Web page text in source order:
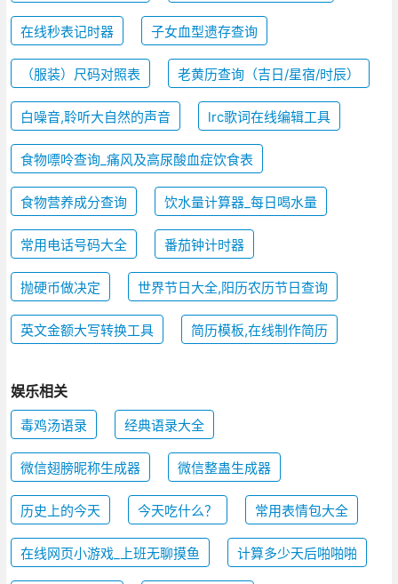
在线秒表记时器 子女血型遗存查询
（服装）尺码对照表 老黄历查询（吉日/星宿/时辰）
白噪音,聆听大自然的声音 lrc歌词在线编辑工具
食物嘌呤查询_痛风及高尿酸血症饮食表
食物营养成分查询 饮水量计算器_每日喝水量
常用电话号码大全 番茄钟计时器
抛硬币做决定 世界节日大全,阳历农历节日查询
英文金额大写转换工具 简历模板,在线制作简历
娱乐相关
毒鸡汤语录 经典语录大全
微信翅膀昵称生成器 微信整蛊生成器
历史上的今天 今天吃什么？ 常用表情包大全
在线网页小游戏_上班无聊摸鱼 计算多少天后啪啪啪